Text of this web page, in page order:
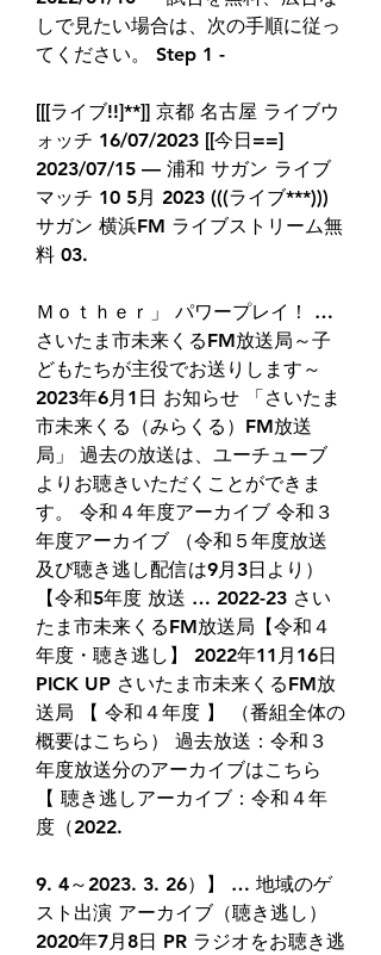
しで見たい場合は、次の手順に従っ
てください。 Step 1 -
[[[ライブ!!]**]] 京都 名古屋 ライブウ
ォッチ 16/07/2023 [[今日==]
2023/07/15 — 浦和 サガン ライブ
マッチ 10 5月 2023 (((ライブ***)))
サガン 横浜FM ライブストリーム無
料 03.
Ｍｏｔｈｅｒ」 パワープレイ！ …
さいたま市未来くるFM放送局～子
どもたちが主役でお送りします～
2023年6月1日 お知らせ 「さいたま
市未来くる（みらくる）FM放送
局」 過去の放送は、ユーチューブ
よりお聴きいただくことができま
す。 令和４年度アーカイブ 令和３
年度アーカイブ （令和５年度放送
及び聴き逃し配信は9月3日より）
【令和5年度 放送 … 2022-23 さい
たま市未来くるFM放送局【令和４
年度・聴き逃し】 2022年11月16日
PICK UP さいたま市未来くるFM放
送局 【 令和４年度 】 （番組全体の
概要はこちら） 過去放送：令和３
年度放送分のアーカイブはこちら
【 聴き逃しアーカイブ：令和４年
度（2022.
9. 4～2023. 3. 26）】 … 地域のゲ
スト出演 アーカイブ（聴き逃し）
2020年7月8日 PR ラジオをお聴き逃